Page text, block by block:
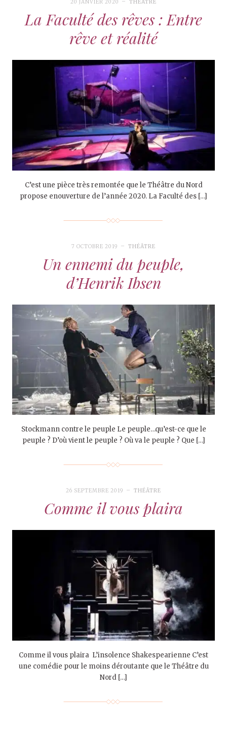
20 JANVIER 2020 THÉÂTRE
La Faculté des rêves : Entre
rêve et réalité
C’est une pièce très remontée que le Théâtre du Nord
propose enouverture de l’année 2020. La Faculté des […]
7 OCTOBRE 2019 THÉÂTRE
Un ennemi du peuple,
d’Henrik Ibsen
Stockmann contre le peuple Le peuple…qu’est-ce que le
peuple ? D’où vient le peuple ? Où va le peuple ? Que […]
26 SEPTEMBRE 2019 THÉÂTRE
Comme il vous plaira
Comme il vous plaira L’insolence Shakespearienne C’est
une comédie pour le moins déroutante que le Théâtre du
Nord […]